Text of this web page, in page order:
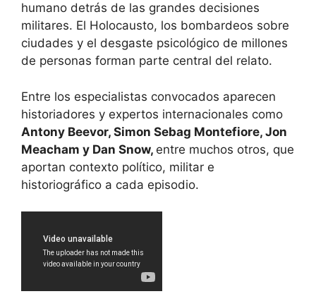
humano detrás de las grandes decisiones
militares. El Holocausto, los bombardeos sobre
ciudades y el desgaste psicológico de millones
de personas forman parte central del relato.
Entre los especialistas convocados aparecen
historiadores y expertos internacionales como
Antony Beevor, Simon Sebag Montefiore, Jon
Meacham y Dan Snow, entre muchos otros, que
aportan contexto político, militar e
historiográfico a cada episodio.